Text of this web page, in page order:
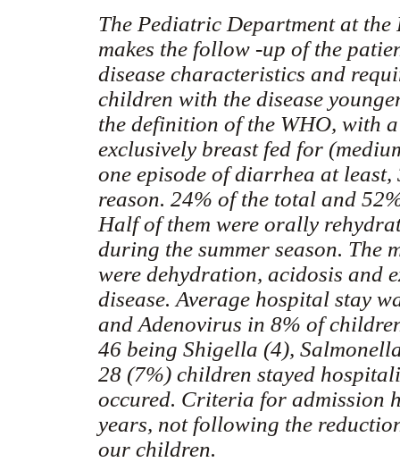
The Pediatric Department at
makes the follow -up of the
disease characteristics and
children with the disease
the definition of the WHO, with
exclusively breast fed for
one episode of diarrhea at
reason. 24% of the total and
Half of them were orally
during the summer season. The
were dehydration, acidosis and
disease. Average hospital stay
and Adenovirus in 8% of
46 being Shigella (4),
28 (7%) children stayed
occured. Criteria for admission
years, not following the
our children.